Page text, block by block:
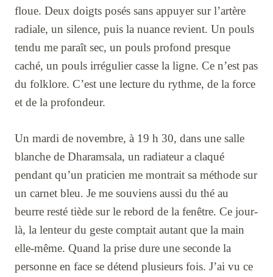
floue. Deux doigts posés sans appuyer sur l’artère
radiale, un silence, puis la nuance revient. Un pouls
tendu me paraît sec, un pouls profond presque
caché, un pouls irrégulier casse la ligne. Ce n’est pas
du folklore. C’est une lecture du rythme, de la force
et de la profondeur.
Un mardi de novembre, à 19 h 30, dans une salle
blanche de Dharamsala, un radiateur a claqué
pendant qu’un praticien me montrait sa méthode sur
un carnet bleu. Je me souviens aussi du thé au
beurre resté tiède sur le rebord de la fenêtre. Ce jour-
là, la lenteur du geste comptait autant que la main
elle-même. Quand la prise dure une seconde la
personne en face se détend plusieurs fois. J’ai vu ce